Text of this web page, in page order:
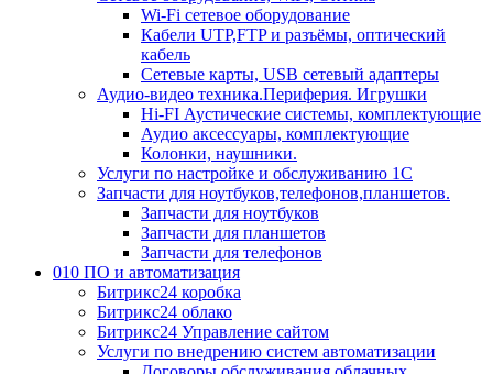
Wi-Fi сетевое оборудование
Кабели UTP,FTP и разъёмы, оптический
кабель
Сетевые карты, USB сетевый адаптеры
Аудио-видео техника.Периферия. Игрушки
Hi-FI Аустические системы, комплектующие
Аудио аксессуары, комплектующие
Колонки, наушники.
Услуги по настройке и обслуживанию 1С
Запчасти для ноутбуков,телефонов,планшетов.
Запчасти для ноутбуков
Запчасти для планшетов
Запчасти для телефонов
010 ПО и автоматизация
Битрикс24 коробка
Битрикс24 облако
Битрикс24 Управление сайтом
Услуги по внедрению систем автоматизации